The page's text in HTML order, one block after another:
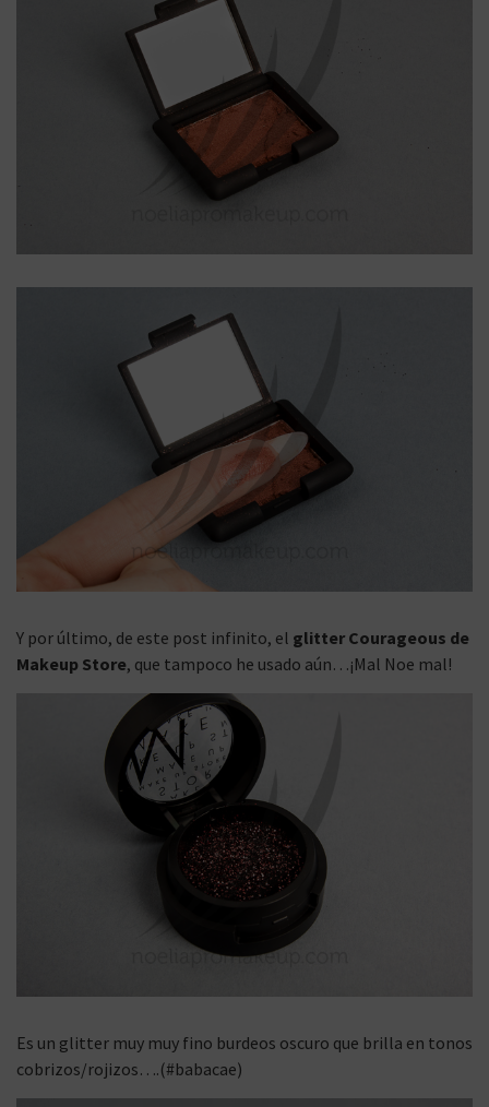
Y por último, de este post infinito, el glitter Courageous de
Makeup Store, que tampoco he usado aún…¡Mal Noe mal!
Es un glitter muy muy fino burdeos oscuro que brilla en tonos
cobrizos/rojizos….(#babacae)